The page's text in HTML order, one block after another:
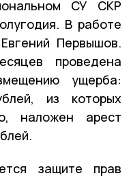
СУ СКР
В работе
Первышов.
проведена
ущерба:
из которых
наложен арест
защите прав